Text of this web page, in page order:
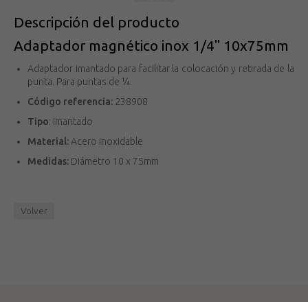
Descripción del producto
Adaptador magnético inox 1/4" 10x75mm
Adaptador imantado para facilitar la colocación y retirada de la
punta. Para puntas de ¼.
Código referencia: 238908
Tipo: Imantado
Material:Acero inoxidable
Medidas: Diámetro 10 x 75mm
Volver